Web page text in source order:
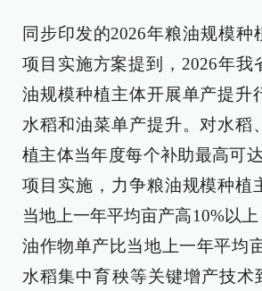
同步印发的2026年粮油规模种
项目实施方案提到，2026年我
油规模种植主体开展单产提升
水稻和油菜单产提升。对水稻
植主体当年度每个补助最高可
项目实施，力争粮油规模种植
当地上一年平均亩产高10%以
油作物单产比当地上一年平均
水稻集中育秧等关键增产技术